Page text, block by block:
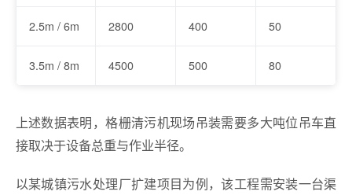
2.5m / 6m 2800 400 50
3.5m / 8m 4500 500 80
上述数据表明，格栅清污机现场吊装需要多大吨位吊车直
接取决于设备总重与作业半径。
以某城镇污水处理厂扩建项目为例，该工程需安装一台渠